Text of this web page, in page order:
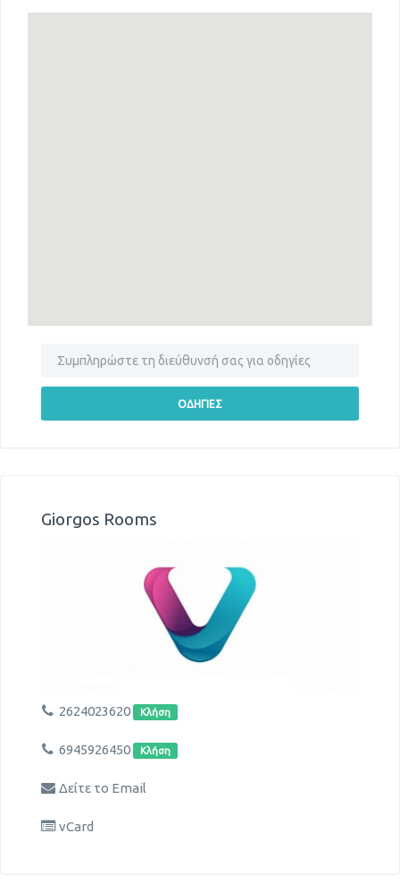
Giorgos Rooms
2624023620 Κλήση
6945926450 Κλήση
Δείτε το Email
vCard